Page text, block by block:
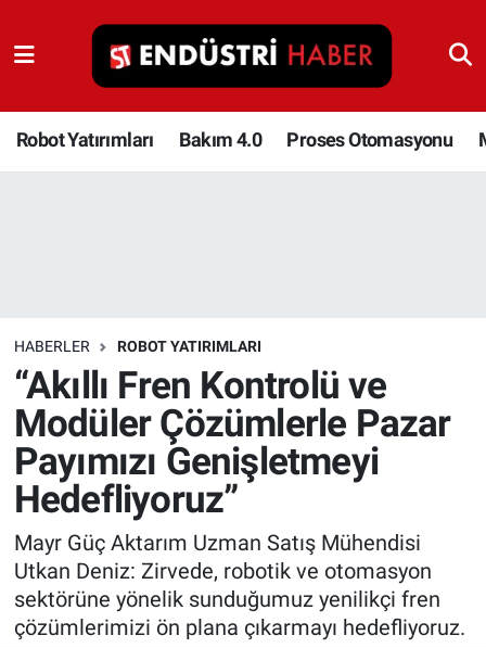
Robot Yatırımları Bakım 4.0 Proses Otomasyonu
HABERLER ROBOT YATIRIMLARI
“Akıllı Fren Kontrolü ve
Modüler Çözümlerle Pazar
Payımızı Genişletmeyi
Hedefliyoruz”
Mayr Güç Aktarım Uzman Satış Mühendisi
Utkan Deniz: Zirvede, robotik ve otomasyon
sektörüne yönelik sunduğumuz yenilikçi fren
çözümlerimizi ön plana çıkarmayı hedefliyoruz.
Robot Yatırımları
Bakım 4.0
İnşaat ve Malzeme
HaberOrtak
EndüstriST
Enerjisini Üreten Fabrikalar
Endüstri 4.0 Uygulamaları